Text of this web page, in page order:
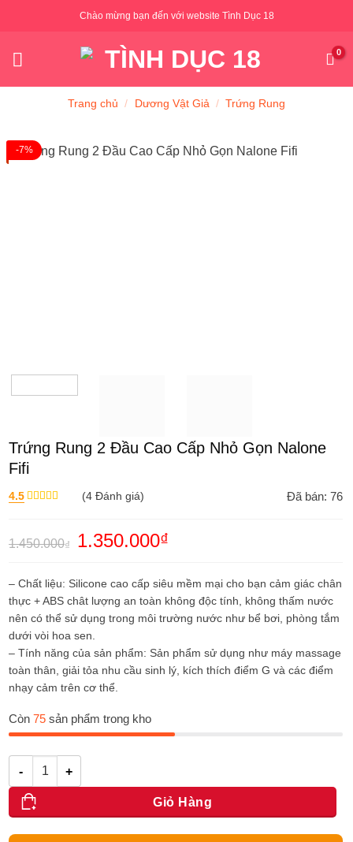
Chào mừng bạn đến với website Tình Dục 18
Trang chủ / Dương Vật Giả / Trứng Rung
-7%
Trứng Rung 2 Đầu Cao Cấp Nhỏ Gọn Nalone
Fifi
4.5 (4Đánh giá) Đã bán: 76
1.450.000₫
Giá
gốc
1.350.000₫Giá
1.350.000₫.
– Chất liệu: Silicone cao cấp siêu mềm mại cho bạn cảm giác chân
thực + ABS chât lượng an toàn không độc tính, không thấm nước
nên có thể sử dụng trong môi trường nước như bể bơi, phòng tắm
dưới vòi hoa sen.
– Tính năng của sản phẩm: Sản phẩm sử dụng như máy massage
toàn thân, giải tỏa nhu cầu sinh lý, kích thích điểm G và các điểm
nhạy cảm trên cơ thể.
Còn 75 sản phẩm trong kho
Số lượng
Giỏ Hàng